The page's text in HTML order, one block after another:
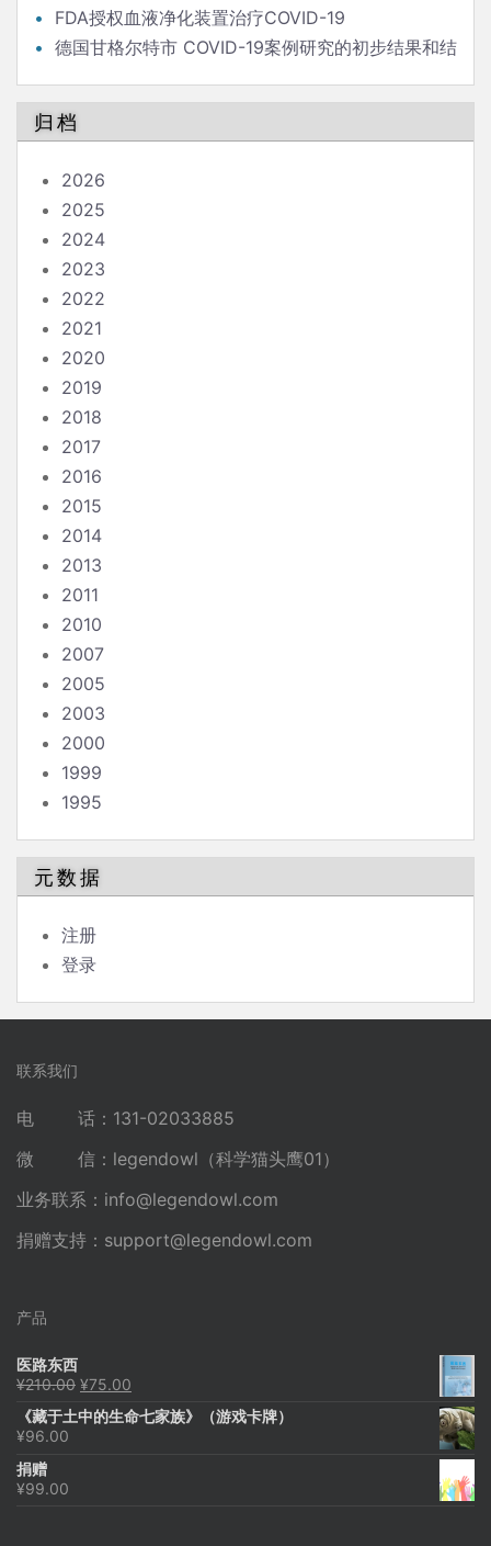
FDA授权血液净化装置治疗COVID-19
德国甘格尔特市 COVID-19案例研究的初步结果和结
归档
2026
2025
2024
2023
2022
2021
2020
2019
2018
2017
2016
2015
2014
2013
2011
2010
2007
2005
2003
2000
1999
1995
元数据
注册
登录
联系我们
电 话：131-02033885
微 信：legendowl（科学猫头鹰01）
业务联系： info@legendowl.com
捐赠支持： support@legendowl.com
产品
医路东西
¥210.00 原
为：
¥75.00
价
《藏于土中的生命七家族》（游戏卡牌）
¥96.00
捐赠
¥99.00